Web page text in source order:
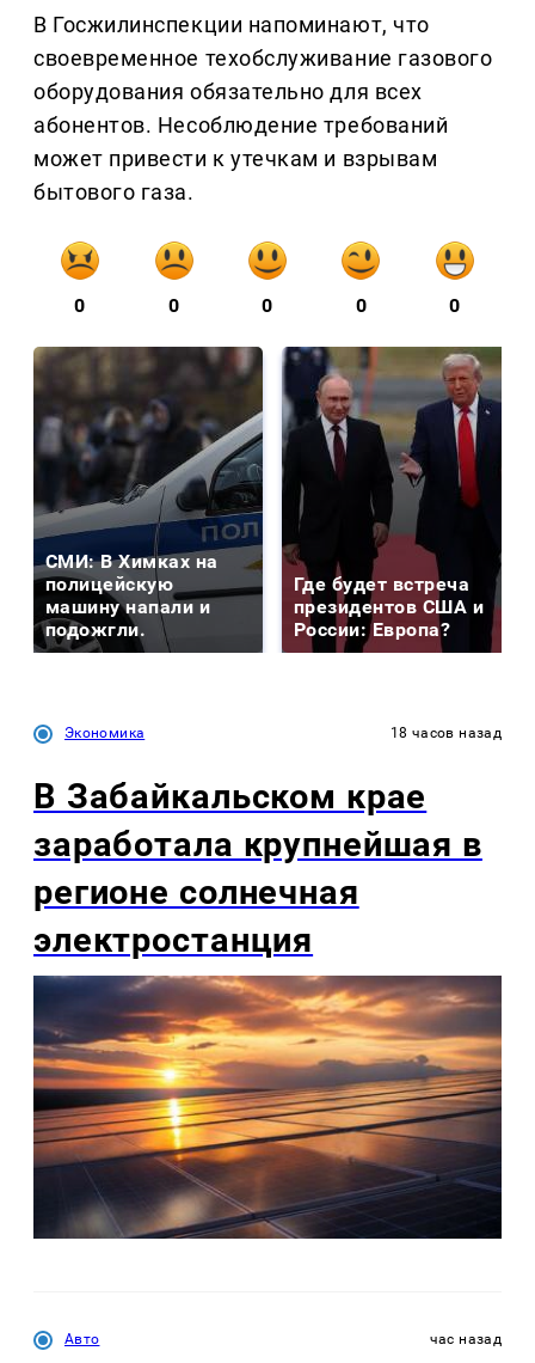
В Госжилинспекции напоминают, что
своевременное техобслуживание газового
оборудования обязательно для всех
абонентов. Несоблюдение требований
может привести к утечкам и взрывам
бытового газа.
0 0 0 0 0
СМИ: В Химках на
полицейскую
машину напали и
подожгли.
Где будет встреча
президентов США и
России: Европа?
Экономика 18 часов назад
В Забайкальском крае
заработала крупнейшая в
регионе солнечная
электростанция
Авто час назад